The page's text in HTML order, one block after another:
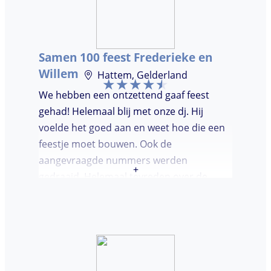
Samen 100 feest Frederieke en
Willem
Hattem, Gelderland
We hebben een ontzettend gaaf feest
gehad! Helemaal blij met onze dj. Hij
voelde het goed aan en weet hoe die een
feestje moet bouwen. Ook de
aangevraagde nummers werden
gedraaid. Helemaal tevreden over de
+